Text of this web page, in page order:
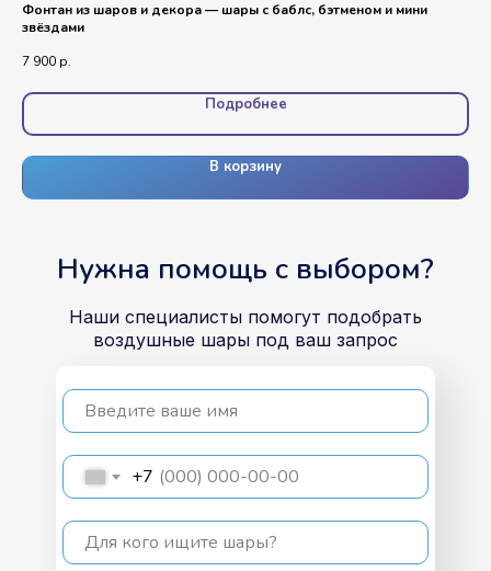
Фонтан из шаров и декора — шары с баблс, бэтменом и мини
звёздами
7 900 р.
Подробнее
В корзину
Наши специалисты помогут подобрать
воздушные шары под ваш запрос
Введите ваше имя
+7
Для кого ищите шары?
Нужна помощь с выбором?